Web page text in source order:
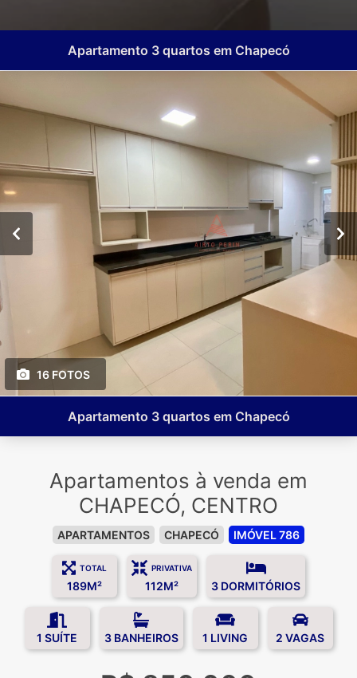
Apartamento 3 quartos em Chapecó
16 FOTOS
Apartamento 3 quartos em Chapecó
Apartamentos à venda em
CHAPECÓ, CENTRO
APARTAMENTOS CHAPECÓ IMÓVEL 786
TOTAL
189M²
PRIVATIVA
112M² 3 DORMITÓRIOS
1 SUÍTE 3 BANHEIROS 1 LIVING 2 VAGAS